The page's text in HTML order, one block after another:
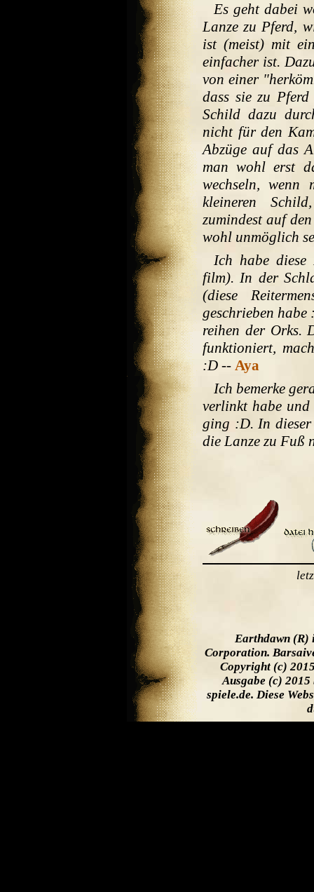
Es geht dabei
Lanze zu Pferd,
ist (meist) mit
einfacher ist.
von einer
dass sie zu
Schild dazu
nicht für den
Abzüge auf das
man wohl erst
wechseln, wenn
kleineren
zumindest auf
wohl unmöglich
Ich habe diese
film). In der
(diese
geschrieben habe
reihen der Orks.
funktioniert,
:D -- Aya
Ich bemerke
verlinkt habe und
ging :D. In
die Lanze zu Fuß
Earthdawn (R)
Corporation.
Copyright (c)
Ausgabe (c) 2015
spiele.de. Diese